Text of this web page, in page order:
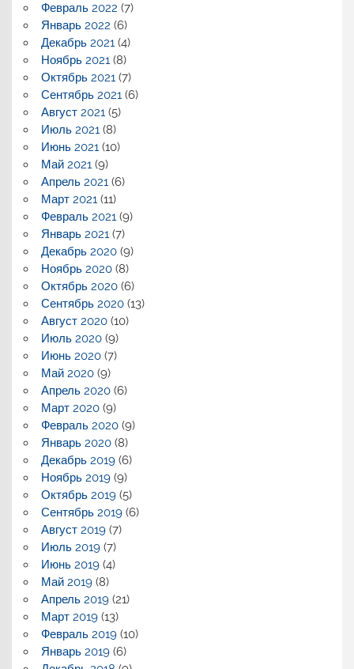
Февраль 2022 (7)
Январь 2022 (6)
Декабрь 2021(4)
Ноябрь 2021(8)
Октябрь 2021(7)
Сентябрь 2021(6)
Август 2021(5)
Июль 2021(8)
Июнь 2021(10)
Май 2021(9)
Апрель 2021(6)
Март 2021(11)
Февраль 2021(9)
Январь 2021(7)
Декабрь 2020(9)
Ноябрь 2020(8)
Октябрь 2020(6)
Сентябрь 2020(13)
Август 2020(10)
Июль 2020(9)
Июнь 2020(7)
Май 2020(9)
Апрель 2020(6)
Март 2020(9)
Февраль 2020(9)
Январь 2020(8)
Декабрь 2019(6)
Ноябрь 2019(9)
Октябрь 2019(5)
Сентябрь 2019(6)
Август 2019(7)
Июль 2019(7)
Июнь 2019(4)
Май 2019(8)
Апрель 2019(21)
Март 2019(13)
Февраль 2019(10)
Январь 2019(6)